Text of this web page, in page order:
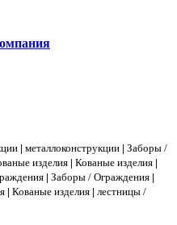
| металлоконструкции | Заборы /
изделия | Кованые изделия |
| Заборы / Ограждения |
| Кованые изделия | лестницы /